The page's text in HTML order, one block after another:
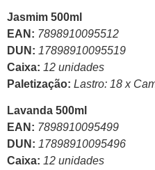
Jasmim 500ml
EAN: 7898910095512
DUN: 17898910095519
Caixa: 12 unidades
Paletização: Lastro: 18 x
Lavanda 500ml
EAN: 7898910095499
DUN: 17898910095496
Caixa: 12 unidades